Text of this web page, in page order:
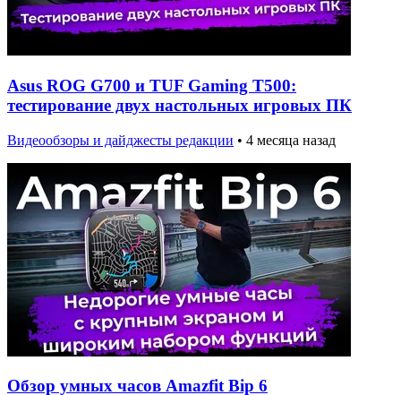
Asus ROG G700 и TUF Gaming T500:
тестирование двух настольных игровых ПК
Видеообзоры и дайджесты редакции • 4 месяца назад
Обзор умных часов Amazfit Bip 6